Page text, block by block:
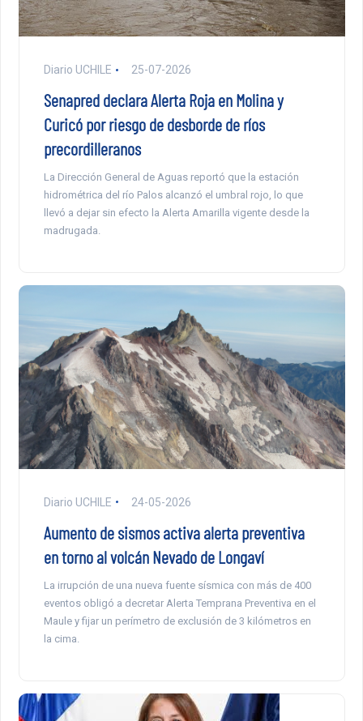
Diario UCHILE 25-07-2026
Senapred declara Alerta Roja en Molina y
Curicó por riesgo de desborde de ríos
precordilleranos
La Dirección General de Aguas reportó que la estación
hidrométrica del río Palos alcanzó el umbral rojo, lo que
llevó a dejar sin efecto la Alerta Amarilla vigente desde la
madrugada.
Diario UCHILE 24-05-2026
Aumento de sismos activa alerta preventiva
en torno al volcán Nevado de Longaví
La irrupción de una nueva fuente sísmica con más de 400
eventos obligó a decretar Alerta Temprana Preventiva en el
Maule y fijar un perímetro de exclusión de 3 kilómetros en
la cima.